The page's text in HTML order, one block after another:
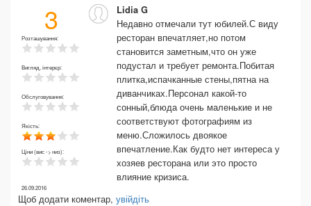
3
Розташування:
Вигляд, інтерєр:
Обслуговування:
Якість:
Ціни (вис -> низ):
Lidia G
Недавно отмечали тут юбилей.С виду
ресторан впечатляет,но потом
становится заметным,что он уже
подустал и требует ремонта.Побитая
плитка,испачканные стены,пятна на
диванчиках.Персонал какой-то
сонный,блюда очень маленькие и не
соответствуют фотографиям из
меню.Сложилось двоякое
впечатление.Как будто нет интереса у
хозяев ресторана или это просто
влияние кризиса.
26.09.2016
Щоб додати коментар, увійдіть